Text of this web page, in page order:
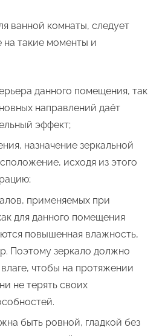
ванной комнаты, следует
на такие моменты и
данного помещения, так
направлений даёт
эффект;
назначение зеркальной
исходя из этого
применяемых при
для данного помещения
повышенная влажность,
Поэтому зеркало должно
чтобы на протяжении
не терять своих
быть ровной, гладкой без